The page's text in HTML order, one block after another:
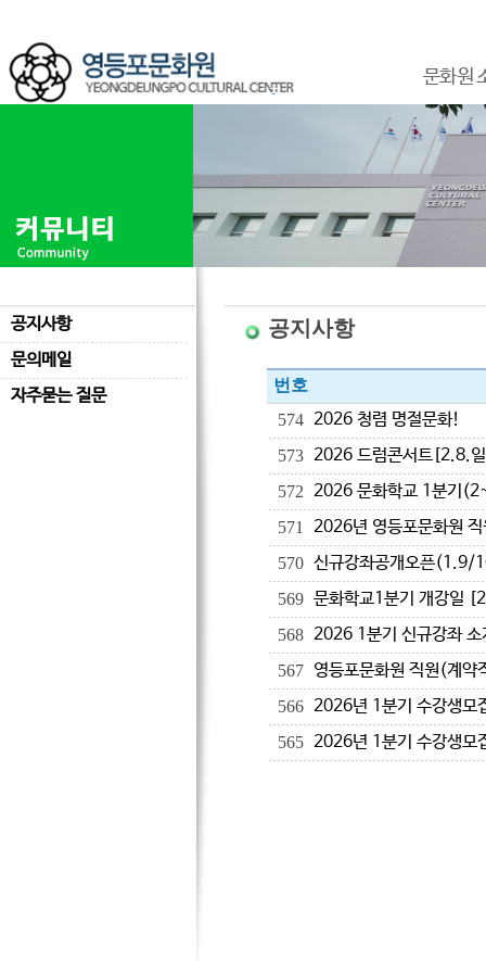
문화원
공지사항
문의메일
자주묻는 질문
공지사항
번호
574 2026 청렴 명절문화!
573 2026 드럼콘서트[2.8.
572 2026 문화학교 1분기
571 2026년 영등포문화원
570 신규강좌공개오픈(1.9/
569 문화학교1분기 개강일
568 2026 1분기 신규강좌 소
567 영등포문화원 직원(계약
566 2026년 1분기 수강생모
565 2026년 1분기 수강생모